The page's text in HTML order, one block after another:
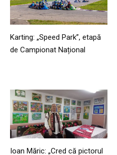
Karting: „Speed Park”, etapă
de Campionat Național
Ioan Măric: „Cred că pictorul